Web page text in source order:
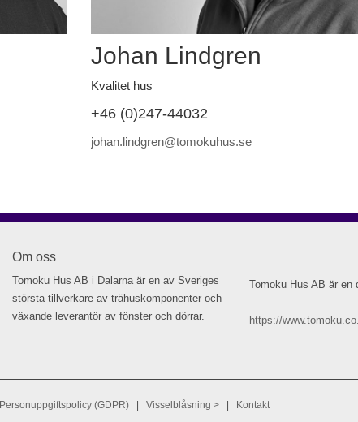
Johan Lindgren
Kvalitet hus
+46 (0)247-44032
johan.lindgren@tomokuhus.se
Om oss
Tomoku Hus AB i Dalarna är en av Sveriges
största tillverkare av trähuskomponenter och
växande leverantör av fönster och dörrar.
Tomoku Hus AB är en
https://
Personuppgiftspolicy (GDPR) Visselblåsning > Kontakt